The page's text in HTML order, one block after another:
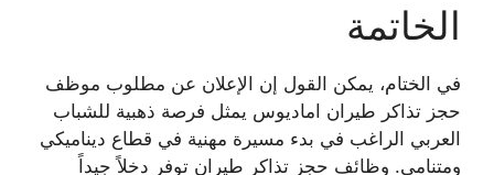
الخاتمة
في الختام، يمكن القول إن الإعلان عن مطلوب موظف
حجز تذاكر طيران اماديوس يمثل فرصة ذهبية للشباب
العربي الراغب في بدء مسيرة مهنية في قطاع ديناميكي
ومتنامي. وظائف حجز تذاكر طيران توفر دخلاً جيداً